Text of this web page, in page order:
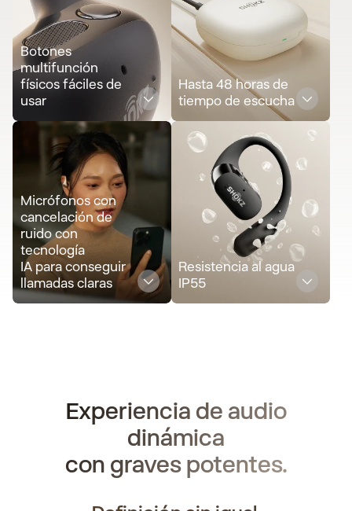
Botones
multifunción
físicos fáciles de
usar
Micrófonos con
cancelación de
ruido con
tecnología
IA para conseguir
llamadas claras
Resistencia al agua
IP55
Hasta 48 horas de
tiempo de escucha
Experiencia de audio
dinámica
con graves potentes.